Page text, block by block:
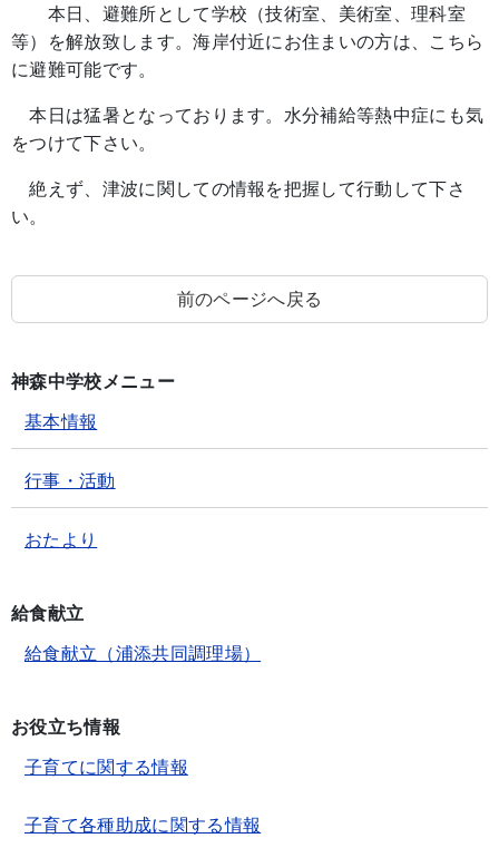
本日、避難所として学校（技術室、美術室、理科室
等）を解放致します。海岸付近にお住まいの方は、こちら
に避難可能です。
本日は猛暑となっております。水分補給等熱中症にも気
をつけて下さい。
絶えず、津波に関しての情報を把握して行動して下さ
い。
前のページへ戻る
神森中学校メニュー
基本情報
行事・活動
おたより
給食献立
給食献立（浦添共同調理場）
お役立ち情報
子育てに関する情報
子育て各種助成に関する情報